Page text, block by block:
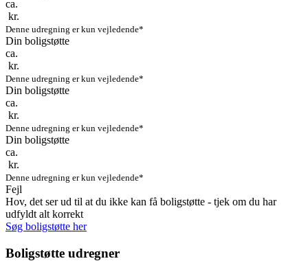
ca.
kr.
Denne udregning er kun vejledende*
Din boligstøtte
ca.
kr.
Denne udregning er kun vejledende*
Din boligstøtte
ca.
kr.
Denne udregning er kun vejledende*
Din boligstøtte
ca.
kr.
Denne udregning er kun vejledende*
Fejl
Hov, det ser ud til at du ikke kan få boligstøtte - tjek om du har
udfyldt alt korrekt
Søg boligstøtte her
Boligstøtte udregner